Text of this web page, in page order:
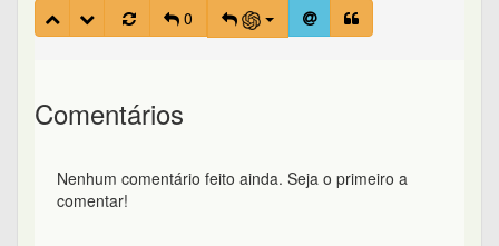
0
Comentários
Nenhum comentário feito ainda. Seja o primeiro a
comentar!